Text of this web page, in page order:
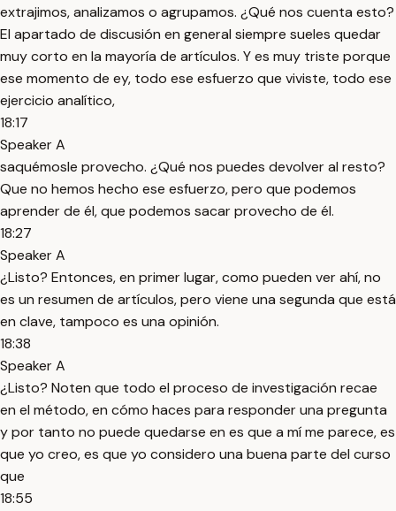
extrajimos, analizamos o agrupamos. ¿Qué nos cuenta esto?
El apartado de discusión en general siempre sueles quedar
muy corto en la mayoría de artículos. Y es muy triste porque
ese momento de ey, todo ese esfuerzo que viviste, todo ese
ejercicio analítico,
18:17
Speaker A
saquémosle provecho. ¿Qué nos puedes devolver al resto?
Que no hemos hecho ese esfuerzo, pero que podemos
aprender de él, que podemos sacar provecho de él.
18:27
Speaker A
¿Listo? Entonces, en primer lugar, como pueden ver ahí, no
es un resumen de artículos, pero viene una segunda que está
en clave, tampoco es una opinión.
18:38
Speaker A
¿Listo? Noten que todo el proceso de investigación recae
en el método, en cómo haces para responder una pregunta
y por tanto no puede quedarse en es que a mí me parece, es
que yo creo, es que yo considero una buena parte del curso
que
18:55